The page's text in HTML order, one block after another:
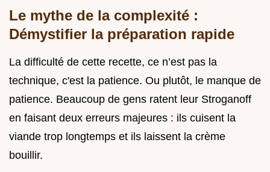
Le mythe de la complexité :
Démystifier la préparation rapide
La difficulté de cette recette, ce n’est pas la
technique, c'est la patience. Ou plutôt, le manque de
patience. Beaucoup de gens ratent leur Stroganoff
en faisant deux erreurs majeures : ils cuisent la
viande trop longtemps et ils laissent la crème
bouillir.